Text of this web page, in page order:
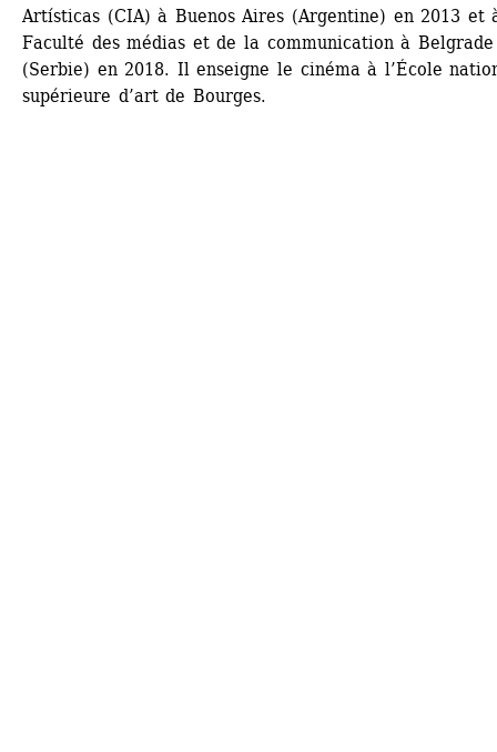
Artísticas (CIA) à Buenos Aires (Argentine) en 2013 et
Faculté des médias et de la communication à Belgrade
(Serbie) en 2018. Il enseigne le cinéma à l’École
supérieure d’art de Bourges.